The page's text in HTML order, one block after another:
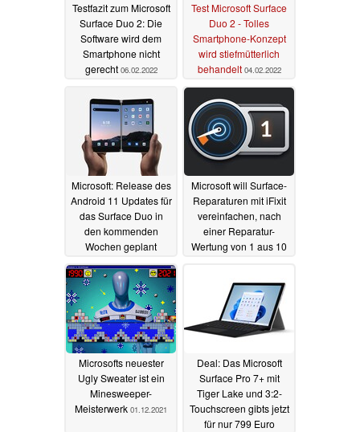
Testfazit zum Microsoft
Surface Duo 2: Die
Software wird dem
Smartphone nicht
gerecht 06.02.2022
Test Microsoft Surface
Duo 2 - Tolles
Smartphone-Konzept
wird stiefmütterlich
behandelt 04.02.2022
Microsoft: Release des
Android 11 Updates für
das Surface Duo in
den kommenden
Wochen geplant
05.01.2022
Microsoft will Surface-
Reparaturen mit iFixit
vereinfachen, nach
einer Reparatur-
Wertung von 1 aus 10
Microsofts neuester
Ugly Sweater ist ein
Minesweeper-
Meisterwerk 01.12.2021
Deal: Das Microsoft
Surface Pro 7+ mit
Tiger Lake und 3:2-
Touchscreen gibts jetzt
für nur 799 Euro